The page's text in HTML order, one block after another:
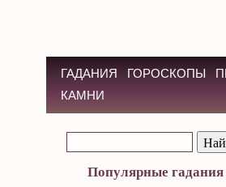
ГАДАНИЯ ГОРОСКОПЫ
КАМНИ
Популярные гадания